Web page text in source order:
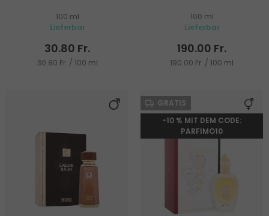
100 ml
Lieferbar
30.80 Fr.
30.80 Fr. / 100 ml
100 ml
Lieferbar
190.00 Fr.
190.00 Fr. / 100 ml
GRATIS
-10 % MIT DEM CODE:
PARFIMO10